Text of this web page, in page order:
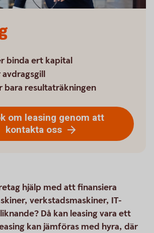
binda ert kapital
avdragsgill
bara resultaträkningen
om leasing genom att
kontakta oss
hjälp med att finansiera
verkstadsmaskiner, IT-
Då kan leasing vara ett
kan jämföras med hyra, där